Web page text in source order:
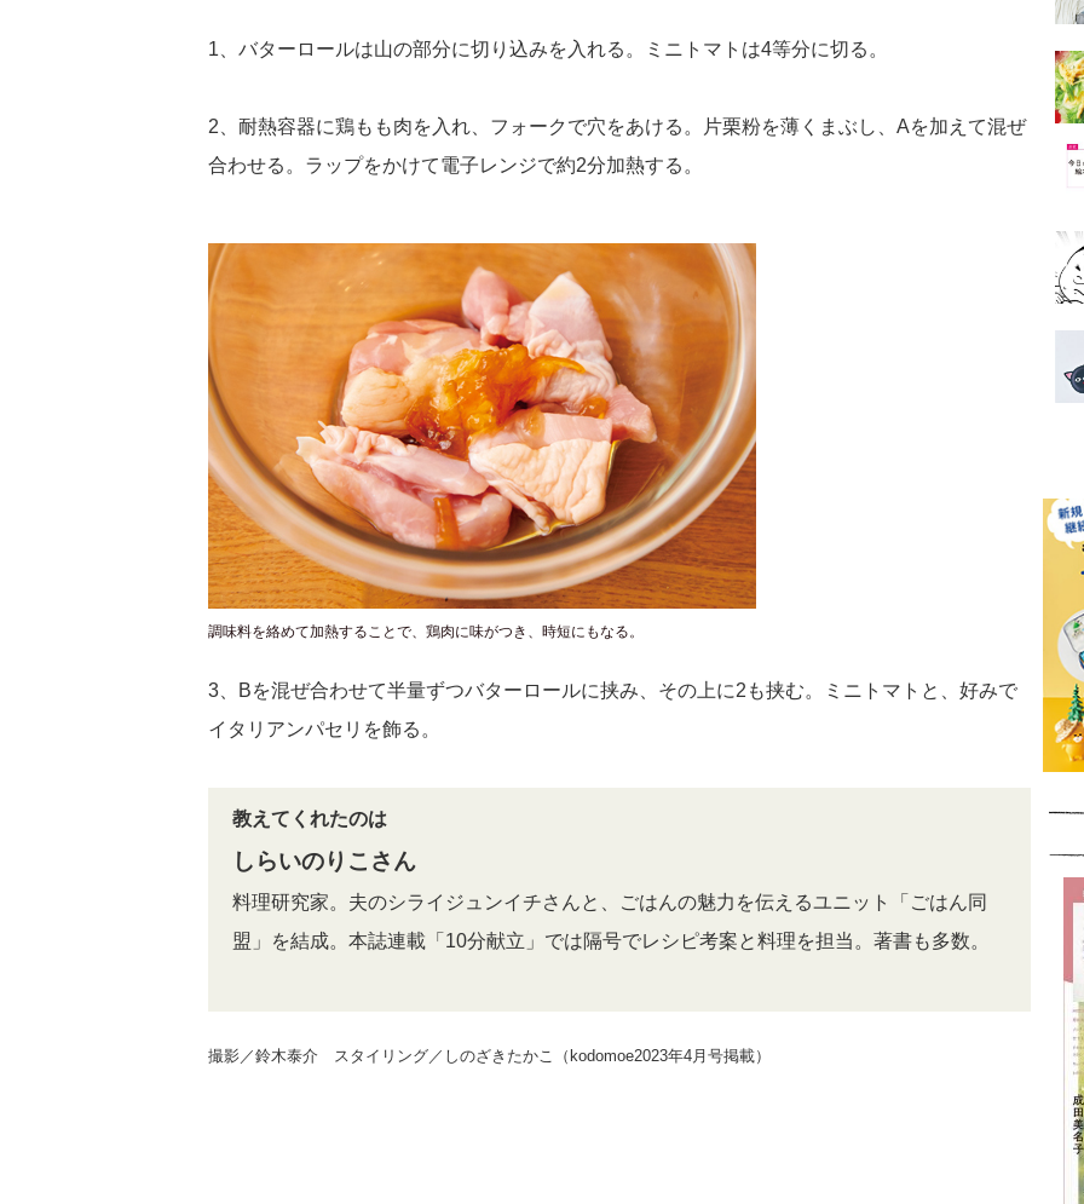
1、バターロールは山の部分に切り込みを入れる。ミニトマトは4等分に切る。
2、耐熱容器に鶏もも肉を入れ、フォークで穴をあける。片栗粉を薄くまぶし、Aを加えて混ぜ
合わせる。ラップをかけて電子レンジで約2分加熱する。
調味料を絡めて加熱することで、鶏肉に味がつき、時短にもなる。
3、Bを混ぜ合わせて半量ずつバターロールに挟み、その上に2も挟む。ミニトマトと、好みで
イタリアンパセリを飾る。
教えてくれたのは
しらいのりこさん
料理研究家。夫のシライジュンイチさんと、ごはんの魅力を伝えるユニット「ごはん同
盟」を結成。本誌連載「10分献立」では隔号でレシピ考案と料理を担当。著書も多数。
撮影／鈴木泰介 スタイリング／しのざきたかこ（kodomoe2023年4月号掲載）